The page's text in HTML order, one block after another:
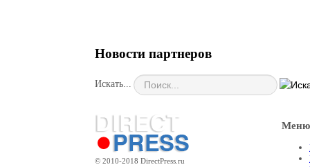
Новости партнеров
Искать...
© 2010-2018 DirectPress.ru
Меню